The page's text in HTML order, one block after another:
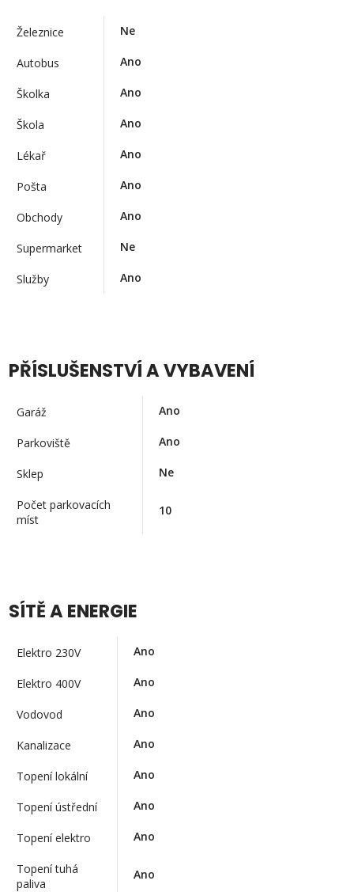
Železnice Ne
Autobus Ano
Školka Ano
Škola Ano
Lékař Ano
Pošta Ano
Obchody Ano
Supermarket Ne
Služby Ano
PŘÍSLUŠENSTVÍ A VYBAVENÍ
Garáž Ano
Parkoviště Ano
Sklep Ne
Počet parkovacích
míst
10
SÍTĚ A ENERGIE
Elektro 230V Ano
Elektro 400V Ano
Vodovod Ano
Kanalizace Ano
Topení lokální Ano
Topení ústřední Ano
Topení elektro Ano
Topení tuhá
paliva
Ano